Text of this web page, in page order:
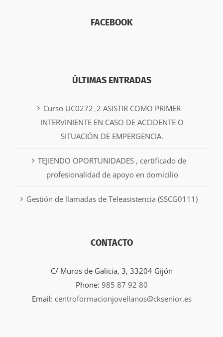
FACEBOOK
ÚLTIMAS ENTRADAS
Curso UC0272_2 ASISTIR COMO PRIMER
INTERVINIENTE EN CASO DE ACCIDENTE O
SITUACIÓN DE EMPERGENCIA.
TEJIENDO OPORTUNIDADES , certificado de
profesionalidad de apoyo en domicilio
Gestión de llamadas de Teleasistencia (SSCG0111)
CONTACTO
C/ Muros de Galicia, 3, 33204 Gijón
Phone: 985 87 92 80
Email: centroformacionjovellanos@cksenior.es